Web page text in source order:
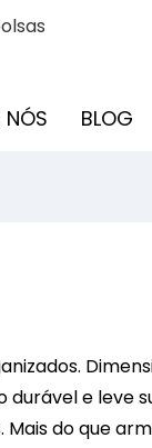
NÓS BLOG
e leve
do que